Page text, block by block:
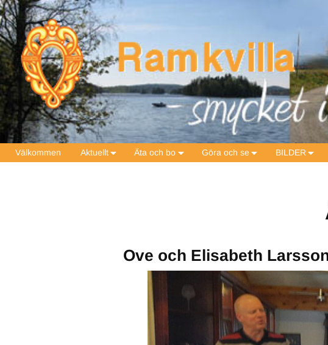
Välkommen Aktuellt Äta och bo Göra och se BILDER
Ove och Elisabeth